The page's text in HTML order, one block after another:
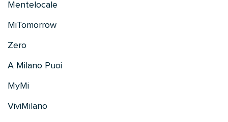
Mentelocale
MiTomorrow
Zero
A Milano Puoi
MyMi
ViviMilano